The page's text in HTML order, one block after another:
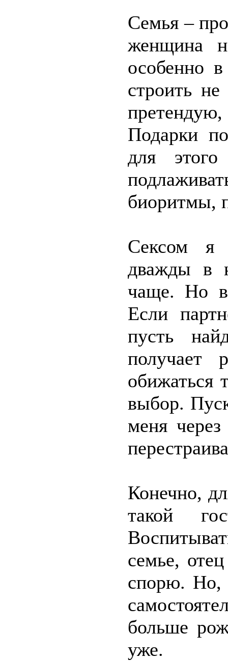
Семья –
женщина
особенно
строить
Подарки
для этого
биоритмы,
Сексом я
дважды в
чаще. Но
Если
пусть
получает
обижаться
выбор.
меня
Конечно,
такой
семье,
спорю. Но,
больше
уже.